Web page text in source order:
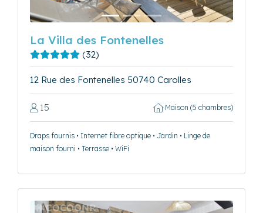
La Villa des Fontenelles
(32)
12 Rue des Fontenelles 50740 Carolles
15 Maison (5 chambres)
Draps fournis • Internet fibre optique • Jardin • Linge de
maison fourni • Terrasse • WiFi